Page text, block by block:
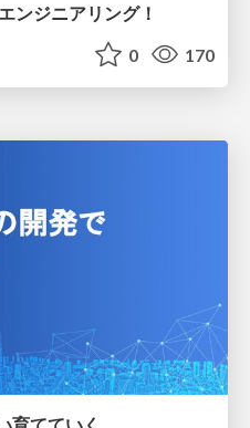
ンジニアリング！
0 170